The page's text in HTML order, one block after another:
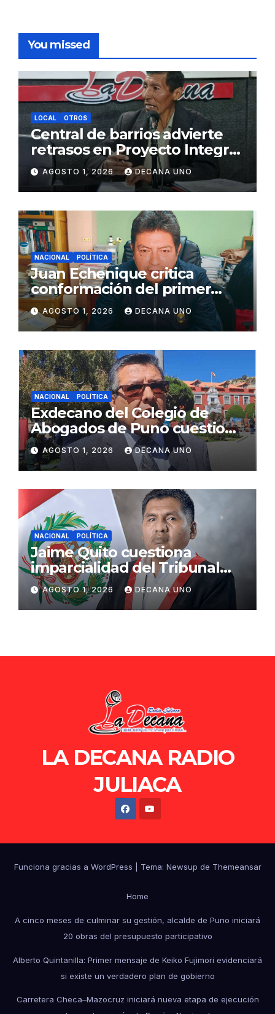
You missed
LOCAL OTROS
Central de barrios advierte
retrasos en Proyecto Integral
de Agua y Alcantarillado para
Juliaca
AGOSTO 1, 2026 DECANA UNO
NACIONAL POLÍTICA
Juan Echenique critica
conformación del primer
gabinete ministerial de Keiko
Fujimori
AGOSTO 1, 2026 DECANA UNO
NACIONAL POLÍTICA
Exdecano del Colegio de
Abogados de Puno cuestiona
propuestas sobre seguridad
ciudadana
AGOSTO 1, 2026 DECANA UNO
NACIONAL POLÍTICA
Jaime Quito cuestiona
imparcialidad del Tribunal
Constitucional tras liberación
de Ollanta Humala
AGOSTO 1, 2026 DECANA UNO
LA DECANA RADIO
JULIACA
Funciona gracias a WordPress Tema: Newsup de Themeansar
Home
A cinco meses de culminar su gestión, alcalde de Puno iniciará
20 obras del presupuesto participativo
Alberto Quintanilla: Primer mensaje de Keiko Fujimori evidenciará
si existe un verdadero plan de gobierno
Carretera Checa–Mazocruz iniciará nueva etapa de ejecución